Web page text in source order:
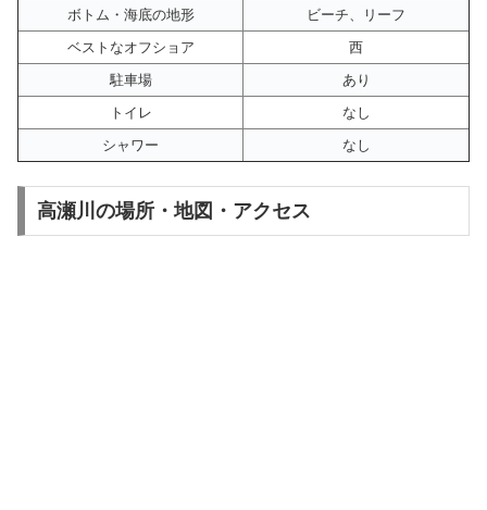
ボトム・海底の地形
ビーチ、リーフ
ベストなオフショア
西
駐車場
あり
トイレ
なし
シャワー
なし
高瀬川の場所・地図・アクセス